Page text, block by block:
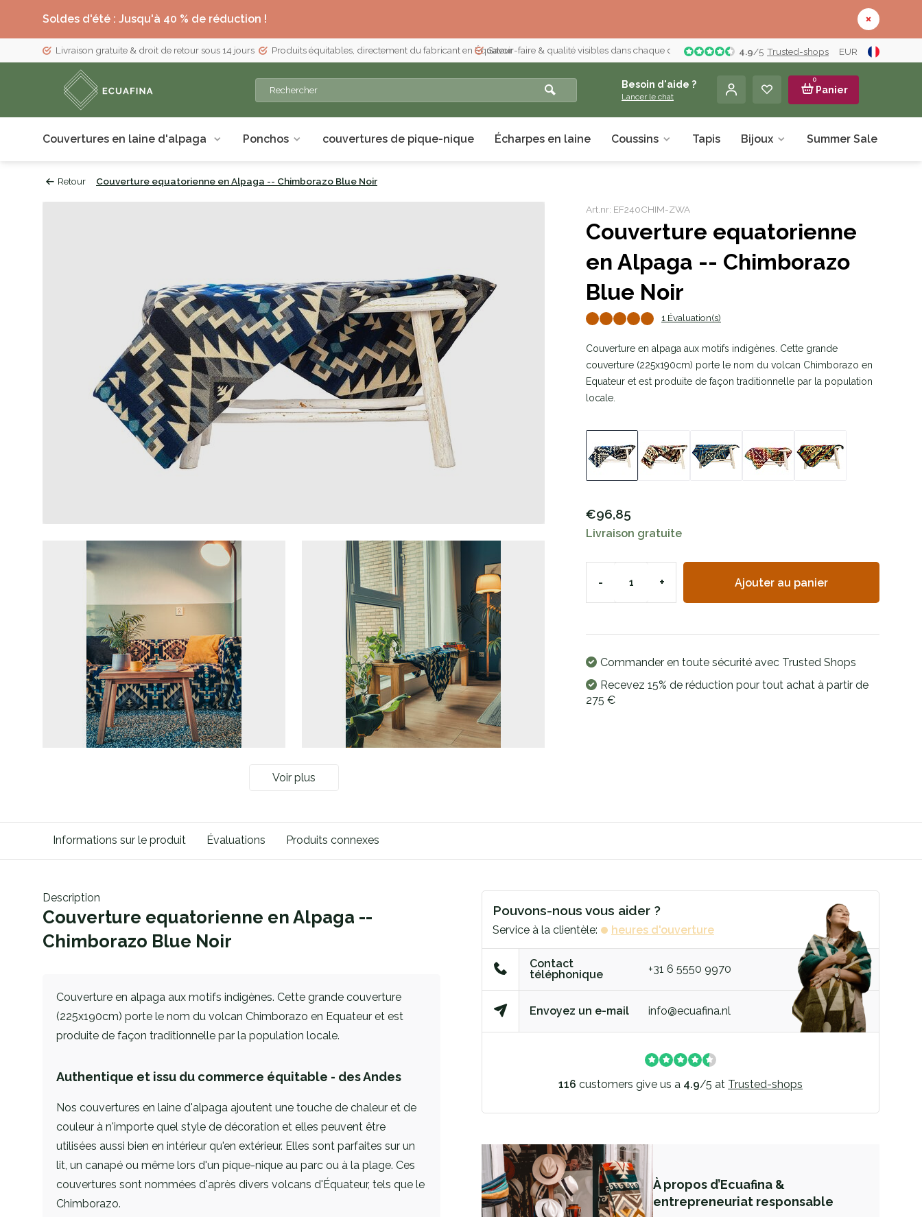
Soldes d'été : Jusqu'à 40 % de réduction !
Livraison gratuite & droit de retour sous 14 jours Produits équitables, directement du fabricant en ÉquateurSavoir-faire & qualité visibles dans chaque détail 4.9/5 Trusted-shops EUR
Besoin d'aide ?
Lancer le chat
0
Panier
Couvertures en laine d'alpaga Ponchos couvertures de pique-nique Écharpes en laine Coussins Tapis Bijoux Summer Sale
Retour Couverture equatorienne en Alpaga -- Chimborazo Blue Noir
Voir plus
Art.nr: EF240CHIM-ZWA
Couverture equatorienne
en Alpaga -- Chimborazo
Blue Noir
1 Évaluation(s)
Couverture en alpaga aux motifs indigènes. Cette grande
couverture (225x190cm) porte le nom du volcan Chimborazo en
Equateur et est produite de façon traditionnelle par la population
locale.
€96,85
Livraison gratuite
- + Ajouter au panier
Commander en toute sécurité avec Trusted Shops
Recevez 15% de réduction pour tout achat à partir de
275 €
Informations sur le produit Évaluations Produits connexes
Description
Couverture equatorienne en Alpaga --
Chimborazo Blue Noir
Couverture en alpaga aux motifs indigènes. Cette grande couverture
(225x190cm) porte le nom du volcan Chimborazo en Equateur et est
produite de façon traditionnelle par la population locale.
Authentique et issu du commerce équitable - des Andes
Nos couvertures en laine d'alpaga ajoutent une touche de chaleur et de
couleur à n'importe quel style de décoration et elles peuvent être
utilisées aussi bien en intérieur qu'en extérieur. Elles sont parfaites sur un
lit, un canapé ou même lors d'un pique-nique au parc ou à la plage. Ces
couvertures sont nommées d'après divers volcans d'Équateur, tels que le
Chimborazo.
Pouvons-nous vous aider ?
Service à la clientèle: heures d'ouverture
Contact
téléphonique
+31 6 5550 9970
Envoyez un e-mail info@ecuafina.nl
116 customers give us a 4.9/5 at Trusted-shops
À propos d’Ecuafina &
entrepreneuriat responsable